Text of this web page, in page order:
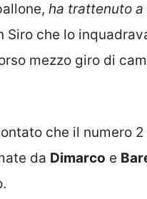
ha trattenuto
che lo
mezzo giro di
che il numero 2
da Dimarco e